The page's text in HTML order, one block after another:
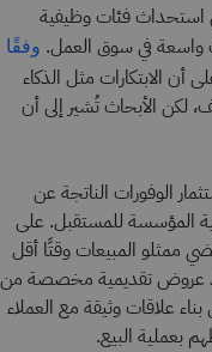
استحداث فئات وظيفية
واسعة في سوق العمل. وفقًا
أن الابتكارات مثل الذكاء
لكن الأبحاث تُشير إلى أن
الوفورات الناتجة عن
المؤسسة للمستقبل. على
ممثلو المبيعات وقتًا أقل
عروض تقديمية مخصصة من
علاقات وثيقة مع العملاء
بعملية البيع.